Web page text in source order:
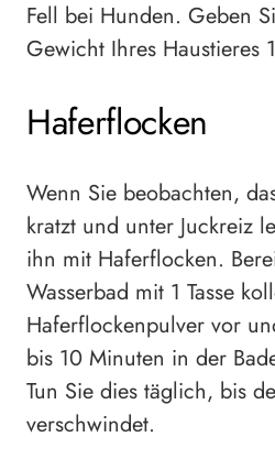
Fell bei Hunden. Geben
Gewicht Ihres Haustieres
Haferflocken
Wenn Sie beobachten,
kratzt und unter Juckreiz
ihn mit Haferflocken.
Wasserbad mit 1 Tasse
Haferflockenpulver vor
bis 10 Minuten in der
Tun Sie dies täglich, bis
verschwindet.